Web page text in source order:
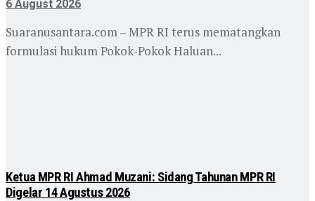
6 August 2026
Suaranusantara.com – MPR RI terus mematangkan
formulasi hukum Pokok-Pokok Haluan...
Ketua MPR RI Ahmad Muzani: Sidang Tahunan MPR RI
Digelar 14 Agustus 2026